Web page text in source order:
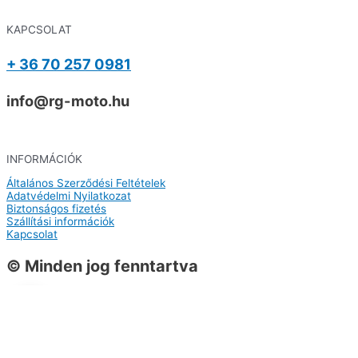
KAPCSOLAT
+ 36 70 257 0981
info@rg-moto.hu
INFORMÁCIÓK
Általános Szerződési Feltételek
Adatvédelmi Nyilatkozat
Biztonságos fizetés
Szállítási információk
Kapcsolat
© Minden jog fenntartva